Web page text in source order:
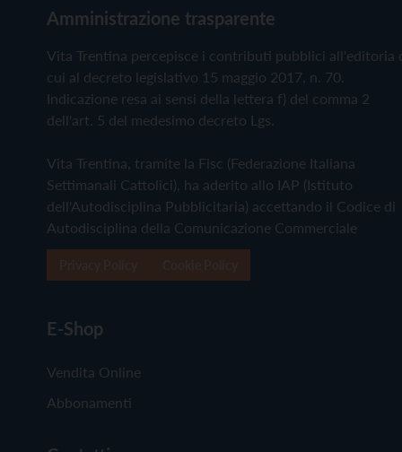
Amministrazione trasparente
Vita Trentina percepisce i contributi pubblici all'editoria
cui al decreto legislativo 15 maggio 2017, n. 70.
Indicazione resa ai sensi della lettera f) del comma 2
dell'art. 5 del medesimo decreto Lgs.
Vita Trentina, tramite la Fisc (Federazione Italiana
Settimanali Cattolici), ha aderito allo IAP (Istituto
dell'Autodisciplina Pubblicitaria) accettando il Codice di
Autodisciplina della Comunicazione Commerciale
E-Shop
Vendita Online
Abbonamenti